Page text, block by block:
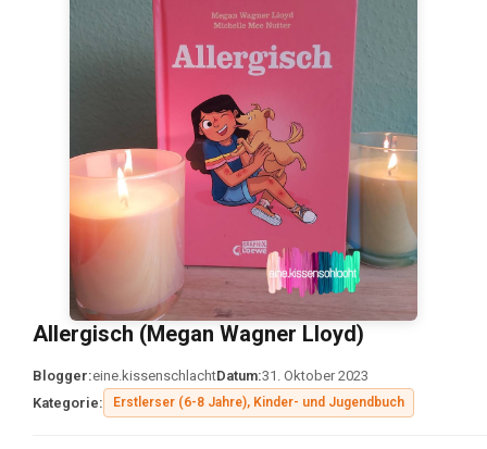
Allergisch (Megan Wagner Lloyd)
Blogger:eine.kissenschlachtDatum:31. Oktober 2023
Kategorie:
Erstlerser (6-8 Jahre), Kinder- und Jugendbuch